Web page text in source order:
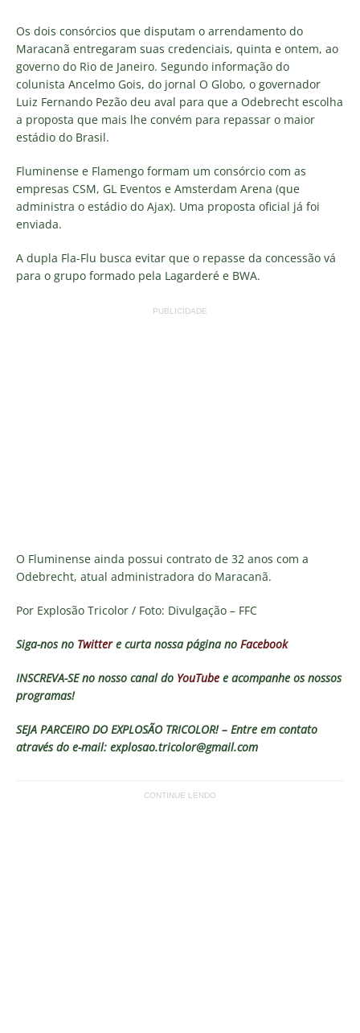
Os dois consórcios que disputam o arrendamento do
Maracanã entregaram suas credenciais, quinta e ontem, ao
governo do Rio de Janeiro. Segundo informação do
colunista Ancelmo Gois, do jornal O Globo, o governador
Luiz Fernando Pezão deu aval para que a Odebrecht escolha
a proposta que mais lhe convém para repassar o maior
estádio do Brasil.
Fluminense e Flamengo formam um consórcio com as
empresas CSM, GL Eventos e Amsterdam Arena (que
administra o estádio do Ajax). Uma proposta oficial já foi
enviada.
A dupla Fla-Flu busca evitar que o repasse da concessão vá
para o grupo formado pela Lagarderé e BWA.
PUBLICIDADE
O Fluminense ainda possui contrato de 32 anos com a
Odebrecht, atual administradora do Maracanã.
Por Explosão Tricolor / Foto: Divulgação – FFC
Siga-nos no Twittere curta nossa página no Facebook
INSCREVA-SE no nosso canal do YouTube e acompanhe os nossos
programas!
SEJA PARCEIRO DO EXPLOSÃO TRICOLOR! – Entre em contato
através do e-mail: explosao.tricolor@gmail.com
CONTINUE LENDO